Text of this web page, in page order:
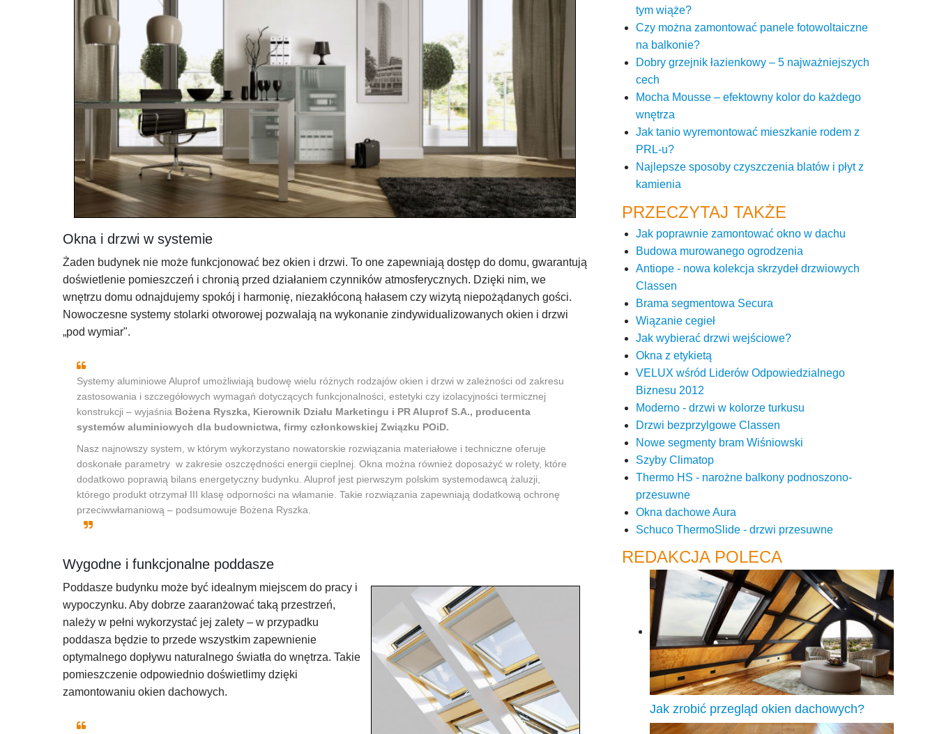
Okna i drzwi w systemie
Żaden budynek nie może funkcjonować bez okien i drzwi. To one zapewniają dostęp do domu, gwarantują
doświetlenie pomieszczeń i chronią przed działaniem czynników atmosferycznych. Dzięki nim, we
wnętrzu domu odnajdujemy spokój i harmonię, niezakłóconą hałasem czy wizytą niepożądanych gości.
Nowoczesne systemy stolarki otworowej pozwalają na wykonanie zindywidualizowanych okien i drzwi
„pod wymiar".
Systemy aluminiowe Aluprof umożliwiają budowę wielu różnych rodzajów okien i drzwi w zależności od zakresu
zastosowania i szczegółowych wymagań dotyczących funkcjonalności, estetyki czy izolacyjności termicznej
konstrukcji – wyjaśnia Bożena Ryszka, Kierownik Działu Marketingu i PR Aluprof S.A., producenta
systemów aluminiowych dla budownictwa, firmy członkowskiej Związku POiD.
Nasz najnowszy system, w którym wykorzystano nowatorskie rozwiązania materiałowe i techniczne oferuje
doskonałe parametry w zakresie oszczędności energii cieplnej. Okna można również doposażyć w rolety, które
dodatkowo poprawią bilans energetyczny budynku. Aluprof jest pierwszym polskim systemodawcą żaluzji,
którego produkt otrzymał III klasę odporności na włamanie. Takie rozwiązania zapewniają dodatkową ochronę
przeciwwłamaniową – podsumowuje Bożena Ryszka.
Wygodne i funkcjonalne poddasze
Poddasze budynku może być idealnym miejscem do pracy i
wypoczynku. Aby dobrze zaaranżować taką przestrzeń,
należy w pełni wykorzystać jej zalety – w przypadku
poddasza będzie to przede wszystkim zapewnienie
optymalnego dopływu naturalnego światła do wnętrza. Takie
pomieszczenie odpowiednio doświetlimy dzięki
zamontowaniu okien dachowych.
tym wiąże?
Czy można zamontować panele fotowoltaiczne
na balkonie?
Dobry grzejnik łazienkowy – 5 najważniejszych
cech
Mocha Mousse – efektowny kolor do każdego
wnętrza
Jak tanio wyremontować mieszkanie rodem z
PRL-u?
Najlepsze sposoby czyszczenia blatów i płyt z
kamienia
PRZECZYTAJ TAKŻE
Jak poprawnie zamontować okno w dachu
Budowa murowanego ogrodzenia
Antiope - nowa kolekcja skrzydeł drzwiowych
Classen
Brama segmentowa Secura
Wiązanie cegieł
Jak wybierać drzwi wejściowe?
Okna z etykietą
VELUX wśród Liderów Odpowiedzialnego
Biznesu 2012
Moderno - drzwi w kolorze turkusu
Drzwi bezprzylgowe Classen
Nowe segmenty bram Wiśniowski
Szyby Climatop
Thermo HS - narożne balkony podnoszono-
przesuwne
Okna dachowe Aura
Schuco ThermoSlide - drzwi przesuwne
REDAKCJA POLECA
Jak zrobić przegląd okien dachowych?